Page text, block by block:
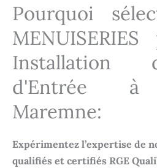
Pourquoi
Installation
d'Entrée à
Maremne:
Expérimentez l’expertise de
qualifiés et certifiés RGE